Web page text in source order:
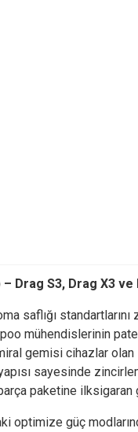
Drag S3, Drag X3
saflığı standartlarını
mühendislerinin
gemisi cihazlar
sayesinde
paketine
optimize güç